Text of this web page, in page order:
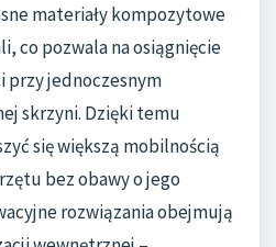
materiały kompozytowe
co pozwala na osiągnięcie
przy jednoczesnym
skrzyni. Dzięki temu
się większą mobilnością
bez obawy o jego
rozwiązania obejmują